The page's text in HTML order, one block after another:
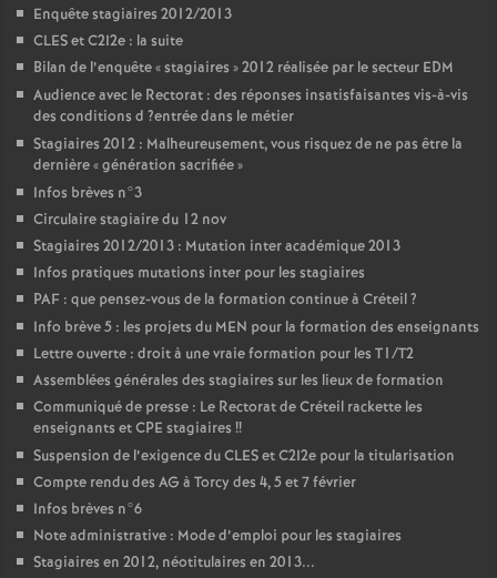
Enquête stagiaires 2012/2013
CLESet C2I2e : la suite
Bilan de l’enquête «stagiaires » 2012 réalisée par le secteur EDM
Audience avec le Rectorat : des réponses insatisfaisantes vis-à-vis
des conditions d ?entrée dans le métier
Stagiaires 2012 : Malheureusement, vous risquez de ne pas être la
dernière «génération sacrifiée»
Infos brèves n°3
Circulaire stagiaire du 12 nov
Stagiaires 2012/2013 : Mutation inter académique 2013
Infos pratiques mutations inter pour les stagiaires
PAF : que pensez-vous de la formation continue à Créteil?
Info brève 5 : les projets du MEN pour la formation des enseignants
Lettre ouverte : droit à une vraie formation pour les T1/T2
Assemblées générales des stagiaires sur les lieux de formation
Communiqué de presse : Le Rectorat de Créteil rackette les
enseignants etCPE stagiaires !!
Suspension de l’exigence duCLESet C2I2e pour la titularisation
Compte rendu des AG à Torcy des 4, 5 et 7 février
Infos brèves n°6
Note administrative : Mode d’emploi pour les stagiaires
Stagiaires en 2012, néotitulaires en 2013...